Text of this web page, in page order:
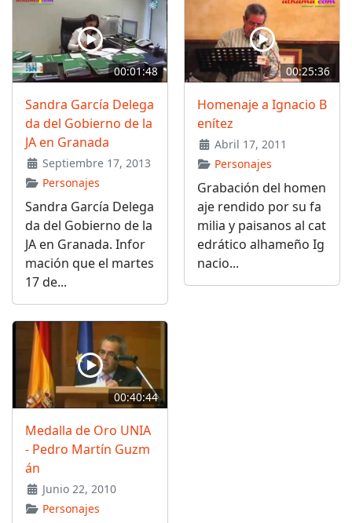
00:01:48
Sandra García Delega
da del Gobierno de la
JA en Granada
Septiembre 17, 2013
Personajes
Sandra García Delega
da del Gobierno de la
JA en Granada. Infor
mación que el martes
17 de...
00:25:36
Homenaje a Ignacio B
enítez
Abril 17, 2011
Personajes
Grabación del homen
aje rendido por su fa
milia y paisanos al cat
edrático alhameño Ig
nacio...
00:40:44
Medalla de Oro UNIA
- Pedro Martín Guzm
án
Junio 22, 2010
Personajes